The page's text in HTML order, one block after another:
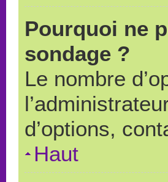
Pourquoi ne
sondage ?
Le nombre
d’options,
Haut